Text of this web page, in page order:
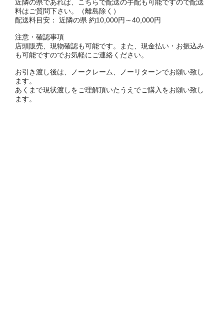
近隣の県であれば、こちらで配送の手配も可能ですので配送
料はご質問下さい。（離島除く）
配送料目安： 近隣の県 約10,000円～40,000円
注意・確認事項
店頭販売、現物確認も可能です。また、現金払い・お振込み
も可能ですのでお気軽にご連絡ください。
お引き渡し後は、ノークレーム、ノーリターンでお願い致し
ます。
あくまで現状渡しをご理解頂いたうえでご購入をお願い致し
ます。